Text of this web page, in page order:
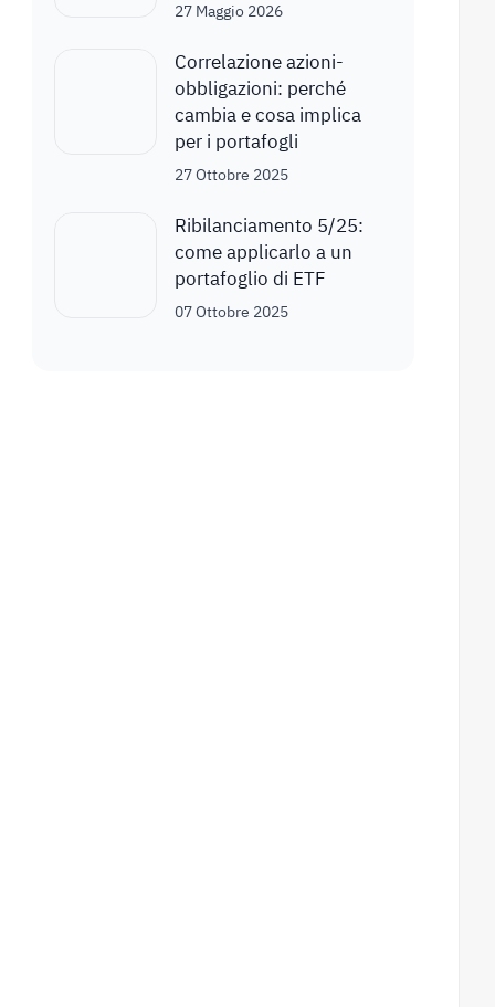
27 Maggio 2026
Correlazione azioni-
obbligazioni: perché
cambia e cosa implica
per i portafogli
27 Ottobre 2025
Ribilanciamento 5/25:
come applicarlo a un
portafoglio di ETF
07 Ottobre 2025